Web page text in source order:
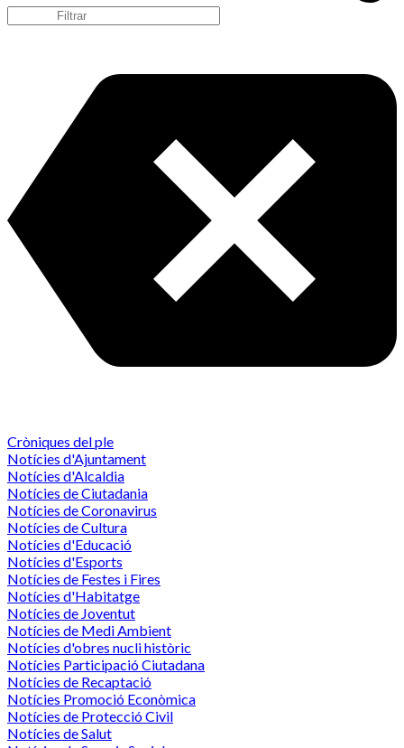
Cròniques del ple
Notícies d'Ajuntament
Notícies d'Alcaldia
Notícies de Ciutadania
Notícies de Coronavirus
Notícies de Cultura
Notícies d'Educació
Notícies d'Esports
Notícies de Festes i Fires
Notícies d'Habitatge
Notícies de Joventut
Notícies de Medi Ambient
Notícies d'obres nucli històric
Notícies Participació Ciutadana
Notícies de Recaptació
Notícies Promoció Econòmica
Notícies de Protecció Civil
Notícies de Salut